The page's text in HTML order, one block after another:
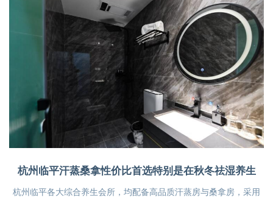
杭州临平汗蒸桑拿性价比首选特别是在秋冬祛湿养生
杭州临平各大综合养生会所，均配备高品质汗蒸房与桑拿房，采用